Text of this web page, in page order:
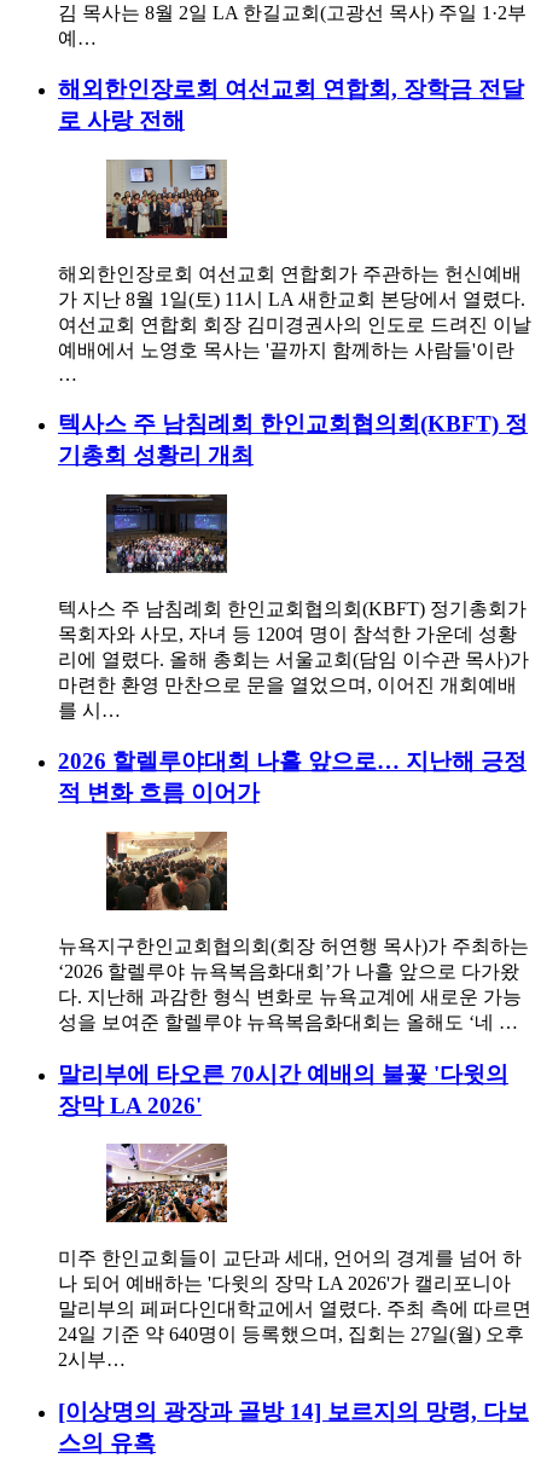
김 목사는 8월 2일 LA 한길교회(고광선 목사) 주일 1·2부
예…
해외한인장로회 여선교회 연합회, 장학금 전달
로 사랑 전해
해외한인장로회 여선교회 연합회가 주관하는 헌신예배
가 지난 8월 1일(토) 11시 LA 새한교회 본당에서 열렸다.
여선교회 연합회 회장 김미경권사의 인도로 드려진 이날
예배에서 노영호 목사는 '끝까지 함께하는 사람들'이란
…
텍사스 주 남침례회 한인교회협의회(KBFT) 정
기총회 성황리 개최
텍사스 주 남침례회 한인교회협의회(KBFT) 정기총회가
목회자와 사모, 자녀 등 120여 명이 참석한 가운데 성황
리에 열렸다. 올해 총회는 서울교회(담임 이수관 목사)가
마련한 환영 만찬으로 문을 열었으며, 이어진 개회예배
를 시…
2026 할렐루야대회 나흘 앞으로… 지난해 긍정
적 변화 흐름 이어가
뉴욕지구한인교회협의회(회장 허연행 목사)가 주최하는
‘2026 할렐루야 뉴욕복음화대회’가 나흘 앞으로 다가왔
다. 지난해 과감한 형식 변화로 뉴욕교계에 새로운 가능
성을 보여준 할렐루야 뉴욕복음화대회는 올해도 ‘네 …
말리부에 타오른 70시간 예배의 불꽃 '다윗의
장막 LA 2026'
미주 한인교회들이 교단과 세대, 언어의 경계를 넘어 하
나 되어 예배하는 '다윗의 장막 LA 2026'가 캘리포니아
말리부의 페퍼다인대학교에서 열렸다. 주최 측에 따르면
24일 기준 약 640명이 등록했으며, 집회는 27일(월) 오후
2시부…
[이상명의 광장과 골방 14] 보르지의 망령, 다보
스의 유혹